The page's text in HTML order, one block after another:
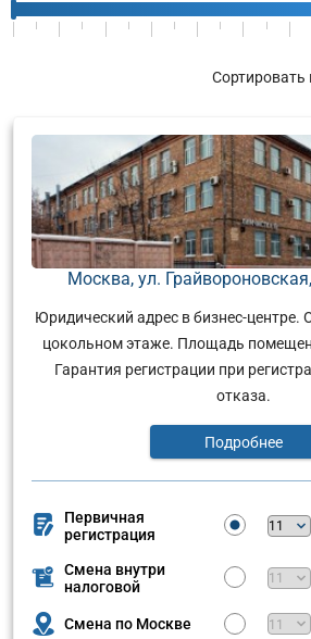
Сортировать
Москва, ул.
Юридический адрес в бизнес-центре.
цокольном этаже. Площадь
Гарантия регистрации при
отказа.
Подробнее
Первичная
регистрация
Смена внутри
налоговой
Смена по Москве